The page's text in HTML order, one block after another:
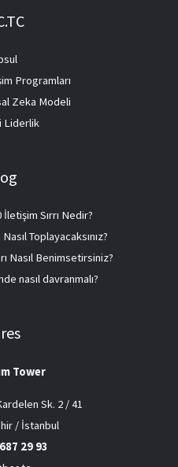
Programları
Zeka Modeli
Liderlik
Sırrı Nedir?
Nasıl Toplayacaksınız?
Nasıl Benimsetirsiniz?
nasıl davranmalı?
Tower
Sk. 2 / 41
/ İstanbul
29 93